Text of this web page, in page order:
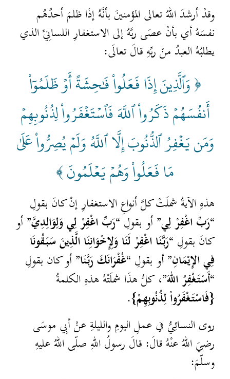
وقدْ أرشدَ اللهُ تعالى المؤمنينَ بأنَّهُ إذَا ظلمَ أحدُهُم
نفسَهُ أي بأنْ عصَى ربَّهُ إلى الاستغفارِ اللسانِيِّ الذي
يطلبُهُ العبدُ منْ ربِّهِ قالَ تعالَى:
﴿ وَٱلَّذِينَ إِذَا فَعَلُواْ فَٰحِشَةً أَوۡ ظَلَمُوٓاْ
أَنفُسَهُمۡ ذَكَرُواْ ٱللَّهَ فَٱسۡتَغۡفَرُواْ لِذُنُوبِهِمۡ
وَمَن يَغۡفِرُ ٱلذُّنُوبَ إِلَّا ٱللَّهُ وَلَمۡ يُصِرُّواْ عَلَىٰ
مَا فَعَلُواْ وَهُمۡ يَعۡلَمُونَ ﴾
هذهِ الآيةُ شملَتْ كلَّ أنواعِ الاستغفارِ إنْ كانَ بقولِ
“رَبِّ اغْفِرْ لِي”أو بقولِ“رَبِّ اغْفِرْ لِي وَلِوَالِدِيَّ”أو
كانَ بقولِ “رَبَّنَا اغْفِرْ لَنَا وَلِإِخْوَانِنَا الَّذِينَ سَبَقُونَا
فِي الإِيْمَانِ” أو بقولِ “غُفْرَانَكَ رَبَّنَا”أو كان بقولِ
“أَسْتَغْفِرُ اللهَ”،كلُّ هذَا شملَتْهُ هذهِ الكلمةُ
{فَاسْتَغْفَرُواْ لِذُنُوبِهِمْ}.
روى النسائِيُّ في عملِ اليومِ والليلةِ عنْ أبِي موسَى
رضيَ اللهُ عنْهُ قالَ: قالَ رسولُ اللهِ صلّى اللهُ عليهِ
وسلّمَ: